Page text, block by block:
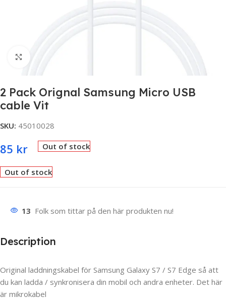
2 Pack Orignal Samsung Micro USB
cable Vit
SKU: 45010028
85 kr Out of stock
Out of stock
13 Folk som tittar på den här produkten nu!
Description
Original laddningskabel för Samsung Galaxy S7 / S7 Edge så att
du kan ladda / synkronisera din mobil och andra enheter. Det här
är mikrokabel